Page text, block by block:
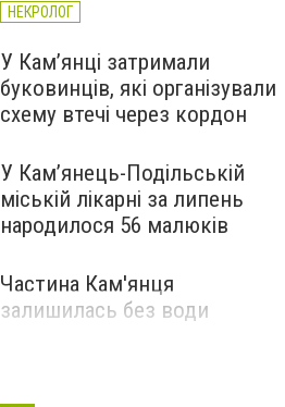
НЕКРОЛОГ
У Кам’янці затримали
буковинців, які організували
схему втечі через кордон
У Кам’янець-Подільській
міській лікарні за липень
народилося 56 малюків
Частина Кам'янця
залишилась без води